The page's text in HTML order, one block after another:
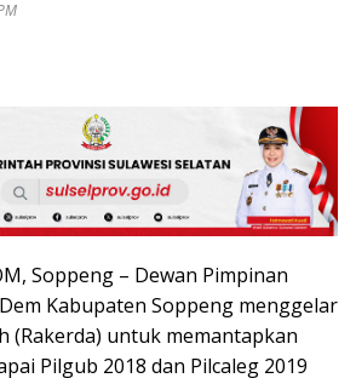
Soppeng – Dewan Pimpinan
Kabupaten Soppeng menggelar
(Rakerda) untuk memantapkan
Pilgub 2018 dan Pilcaleg 2019